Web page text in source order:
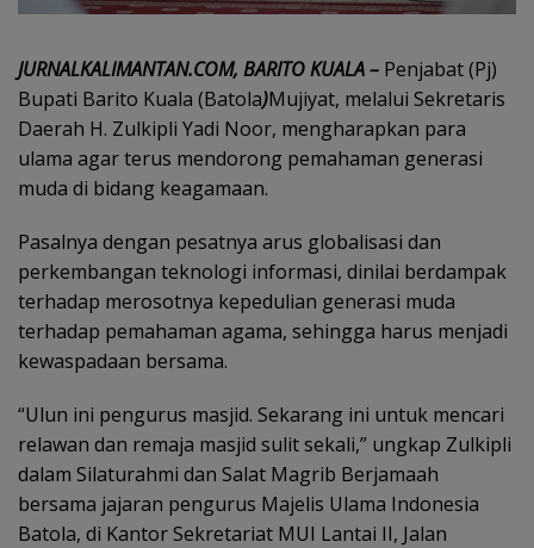
JURNALKALIMANTAN.COM, BARITO KUALA – Penjabat (Pj)
Bupati Barito Kuala (Batola)Mujiyat, melalui Sekretaris
Daerah H. Zulkipli Yadi Noor, mengharapkan para
ulama agar terus mendorong pemahaman generasi
muda di bidang keagamaan.
Pasalnya dengan pesatnya arus globalisasi dan
perkembangan teknologi informasi, dinilai berdampak
terhadap merosotnya kepedulian generasi muda
terhadap pemahaman agama, sehingga harus menjadi
kewaspadaan bersama.
“Ulun ini pengurus masjid. Sekarang ini untuk mencari
relawan dan remaja masjid sulit sekali,” ungkap Zulkipli
dalam Silaturahmi dan Salat Magrib Berjamaah
bersama jajaran pengurus Majelis Ulama Indonesia
Batola, di Kantor Sekretariat MUI Lantai II, Jalan